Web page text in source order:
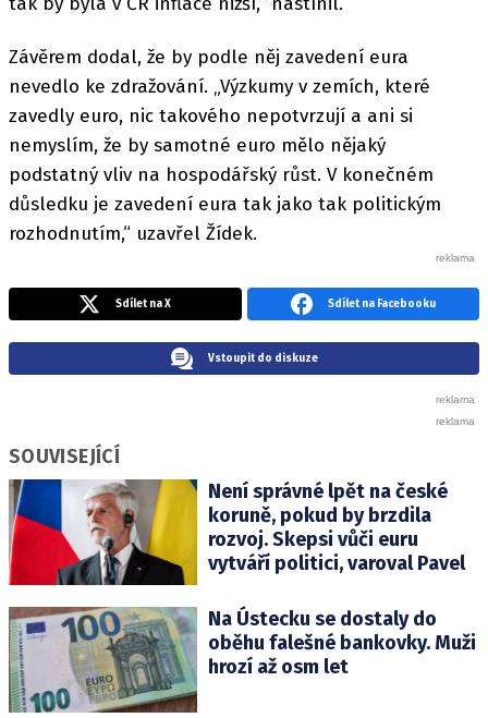
Závěrem dodal, že by podle něj zavedení eura
nevedlo ke zdražování. „Výzkumy v zemích, které
zavedly euro, nic takového nepotvrzují a ani si
nemyslím, že by samotné euro mělo nějaký
podstatný vliv na hospodářský růst. V konečném
důsledku je zavedení eura tak jako tak politickým
rozhodnutím,“ uzavřel Žídek.
Sdílet na X Sdílet na Facebooku
Vstoupit do diskuze
SOUVISEJÍCÍ
Není správné lpět na české
koruně, pokud by brzdila
rozvoj. Skepsi vůči euru
vytváří politici, varoval Pavel
Na Ústecku se dostaly do
oběhu falešné bankovky. Muži
hrozí až osm let